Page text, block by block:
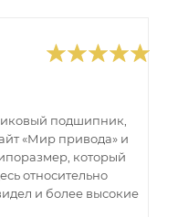
подшипник,
«Мир привода» и
который
относительно
и более высокие